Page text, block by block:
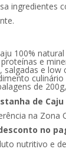
ingredientes
100% natural
e
salgadas e low
culinário
de
de
na Zona
no
nutritivo e